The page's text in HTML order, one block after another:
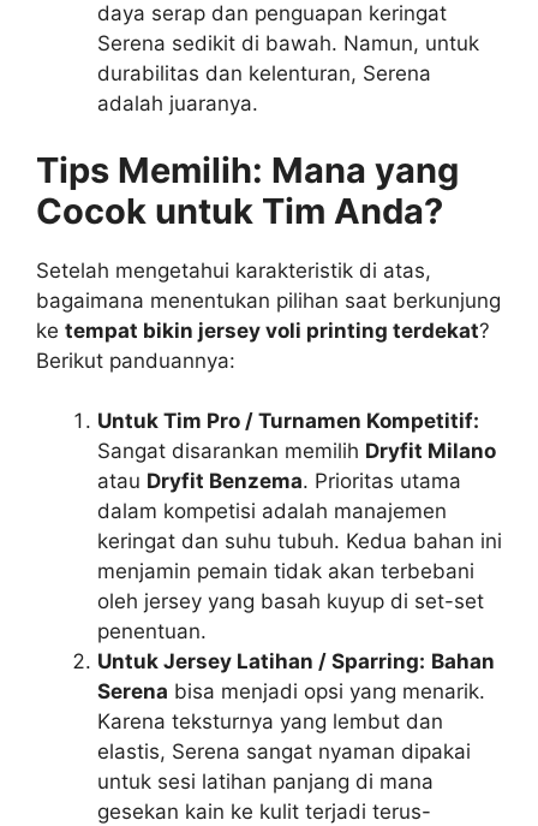
daya serap dan penguapan keringat
Serena sedikit di bawah. Namun, untuk
durabilitas dan kelenturan, Serena
adalah juaranya.
Tips Memilih: Mana yang
Cocok untuk Tim Anda?
Setelah mengetahui karakteristik di atas,
bagaimana menentukan pilihan saat berkunjung
ke tempat bikin jersey voli printing terdekat?
Berikut panduannya:
Untuk Tim Pro / Turnamen Kompetitif:
Sangat disarankan memilih Dryfit Milano
atau Dryfit Benzema. Prioritas utama
dalam kompetisi adalah manajemen
keringat dan suhu tubuh. Kedua bahan ini
menjamin pemain tidak akan terbebani
oleh jersey yang basah kuyup di set-set
penentuan.
Untuk Jersey Latihan / Sparring: Bahan
Serena bisa menjadi opsi yang menarik.
Karena teksturnya yang lembut dan
elastis, Serena sangat nyaman dipakai
untuk sesi latihan panjang di mana
gesekan kain ke kulit terjadi terus-